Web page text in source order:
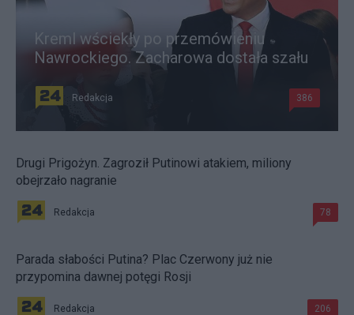
Kreml wściekły po przemówieniu
Nawrockiego. Zacharowa dostała szału
Redakcja 386
Drugi Prigożyn. Zagroził Putinowi atakiem, miliony
obejrzało nagranie
Redakcja 78
Parada słabości Putina? Plac Czerwony już nie
przypomina dawnej potęgi Rosji
Redakcja 206